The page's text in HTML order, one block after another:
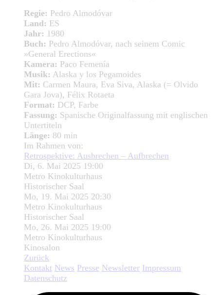
Regie: Pedro Almodóvar
Land: ES
Jahr: 1980
Buch: Pedro Almodóvar, nach seinem Comic
»General Erections«
Kamera: Paco Femenía
Musik: Alaska y los Pegamoides
Mit: Carmen Maura, Eva Siva, Alaska (= Olvido
Gara Jova), Félix Rotaeta
Format: DCP, Farbe
Fassung: Spanische Originalfassung mit englischen
Untertiteln
Länge: 80 min
Im Rahmen von:
Retrospektive: Ausbrechen – Aufbrechen
Di, 6. Mai 2025 19:00
Metro Kinokulturhaus
Historischer Saal
Mo, 19. Mai 2025 20:30
Metro Kinokulturhaus
Historischer Saal
Mo, 26. Mai 2025 19:00
Metro Kinokulturhaus
Kinosalon
Zurück
Kontakt News Presse Newsletter Impressum
Datenschutz